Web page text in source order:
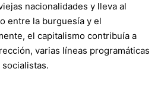
nacionalidades y lleva al
entre la burguesía y el
el capitalismo contribuía a
varias líneas programáticas